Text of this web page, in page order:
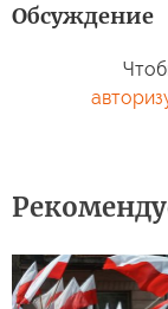
Обсуждение